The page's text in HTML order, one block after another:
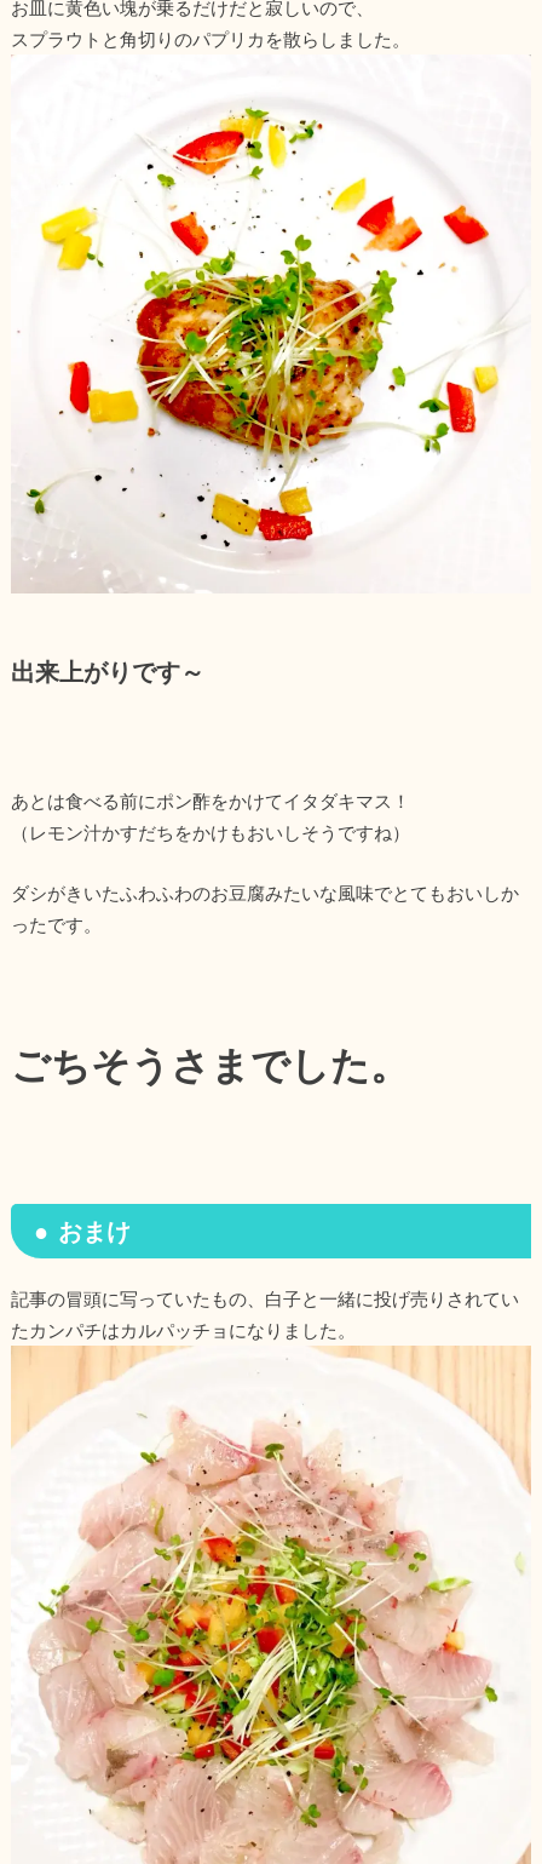
お皿に黄色い塊が乗るだけだと寂しいので、
スプラウトと角切りのパプリカを散らしました。
出来上がりです～
あとは食べる前にポン酢をかけてイタダキマス！
（レモン汁かすだちをかけもおいしそうですね）
ダシがきいたふわふわのお豆腐みたいな風味でとてもおいしか
ったです。
ごちそうさまでした。
おまけ
記事の冒頭に写っていたもの、白子と一緒に投げ売りされてい
たカンパチはカルパッチョになりました。